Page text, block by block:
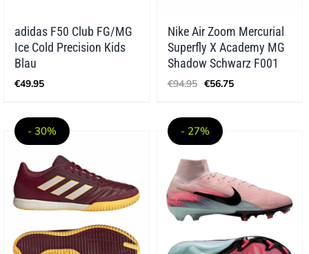
adidas F50 Club FG/MG
Ice Cold Precision Kids
Blau
€49.95
Nike Air Zoom Mercurial
Superfly X Academy MG
Shadow Schwarz F001
€94.95 Ursprünglicher
Preis
€94.95
€56.75Aktueller
- 30% - 27%